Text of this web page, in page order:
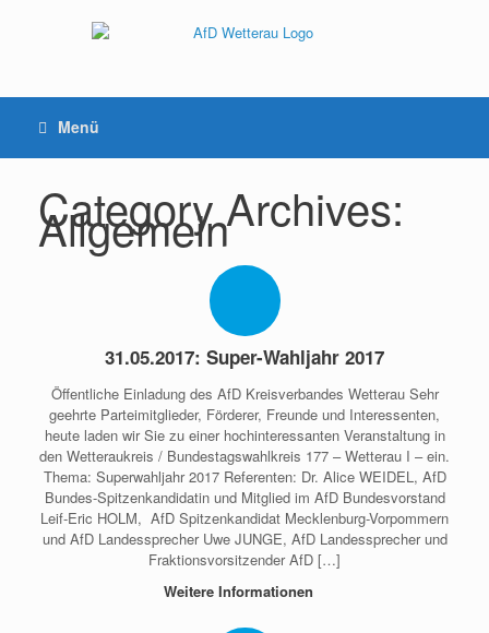
Menü
Category Archives:
Allgemein
31.05.2017: Super-Wahljahr 2017
Öffentliche Einladung des AfD Kreisverbandes Wetterau Sehr
geehrte Parteimitglieder, Förderer, Freunde und Interessenten,
heute laden wir Sie zu einer hochinteressanten Veranstaltung in
den Wetteraukreis / Bundestagswahlkreis 177 – Wetterau I – ein.
Thema: Superwahljahr 2017 Referenten: Dr. Alice WEIDEL, AfD
Bundes-Spitzenkandidatin und Mitglied im AfD Bundesvorstand
Leif-Eric HOLM, AfD Spitzenkandidat Mecklenburg-Vorpommern
und AfD Landessprecher Uwe JUNGE, AfD Landessprecher und
Fraktionsvorsitzender AfD […]
Weitere Informationen